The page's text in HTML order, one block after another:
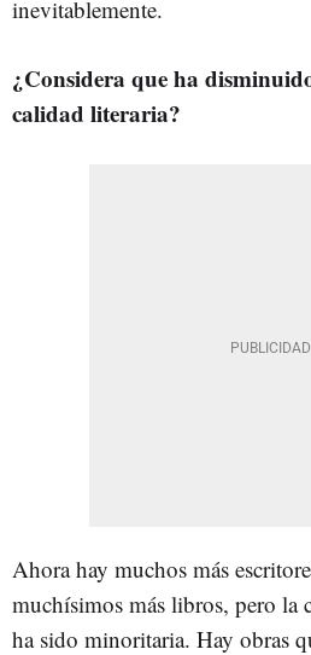
inevitablemente.
¿Considera que ha
calidad literaria?
Ahora hay muchos más
muchísimos más libros, pero la
ha sido minoritaria. Hay obras